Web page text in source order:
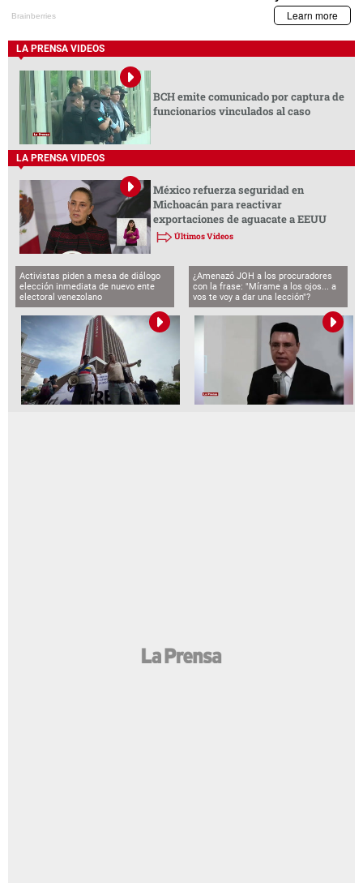
LA PRENSA VIDEOS
BCH emite comunicado por captura de
funcionarios vinculados al caso
LA PRENSA VIDEOS
México refuerza seguridad en
Michoacán para reactivar
exportaciones de aguacate a EEUU
Últimos Videos
Activistas piden a mesa de diálogo
elección inmediata de nuevo ente
electoral venezolano
¿Amenazó JOH a los procuradores
con la frase: "Mírame a los ojos... a
vos te voy a dar una lección"?